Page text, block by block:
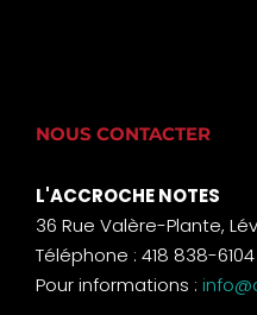
NOUS CONTACTER
L'ACCROCHE NOTES
36 Rue Valère-Plante,
Téléphone : 418 838-6104
Pour informations :